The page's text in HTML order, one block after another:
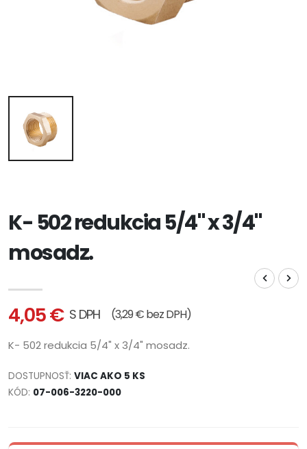
K- 502 redukcia 5/4" x 3/4"
mosadz.
4,05 € S DPH (3,29 € bez DPH)
K- 502 redukcia 5/4" x 3/4" mosadz.
DOSTUPNOSŤ: VIAC AKO 5 KS
KÓD: 07-006-3220-000